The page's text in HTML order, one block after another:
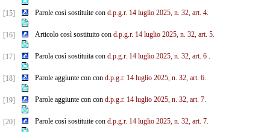
[15] Parole così sostituite con d.p.g.r. 14 luglio 2025, n. 32, art. 4.
[16] Articolo così sostituito con d.p.g.r. 14 luglio 2025, n. 32, art. 5.
[17] Parola così sostituita con d.p.g.r. 14 luglio 2025, n. 32, art. 6.
[18] Parole aggiunte con con d.p.g.r. 14 luglio 2025, n. 32, art. 6.
[19] Parole aggiunte con con d.p.g.r. 14 luglio 2025, n. 32, art. 7.
[20] Parole così sostituite con d.p.g.r. 14 luglio 2025, n. 32, art. 7.